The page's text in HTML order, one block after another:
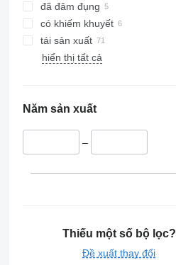
đã đâm đụng
có khiếm khuyết
tái sản xuất
hiển thị tất cả
Năm sản xuất
–
Thiếu một số bộ lọc?
Đề xuất thay đổi